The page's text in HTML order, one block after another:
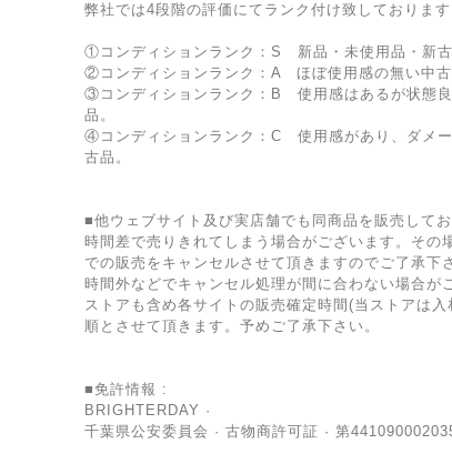
弊社では4段階の評価にてランク付け致しております
①コンディションランク：S 新品・未使用品・新古
②コンディションランク：A ほぼ使用感の無い中古
③コンディションランク：B 使用感はあるが状態
品。
④コンディションランク：C 使用感があり、ダメ
古品。
■他ウェブサイト及び実店舗でも同商品を販売してお
時間差で売りきれてしまう場合がございます。その
での販売をキャンセルさせて頂きますのでご了承下
時間外などでキャンセル処理が間に合わない場合が
ストアも含め各サイトの販売確定時間(当ストアは入
順とさせて頂きます。予めご了承下さい。
■免許情報 :
BRIGHTERDAY ·
千葉県公安委員会 · 古物商許可証 · 第